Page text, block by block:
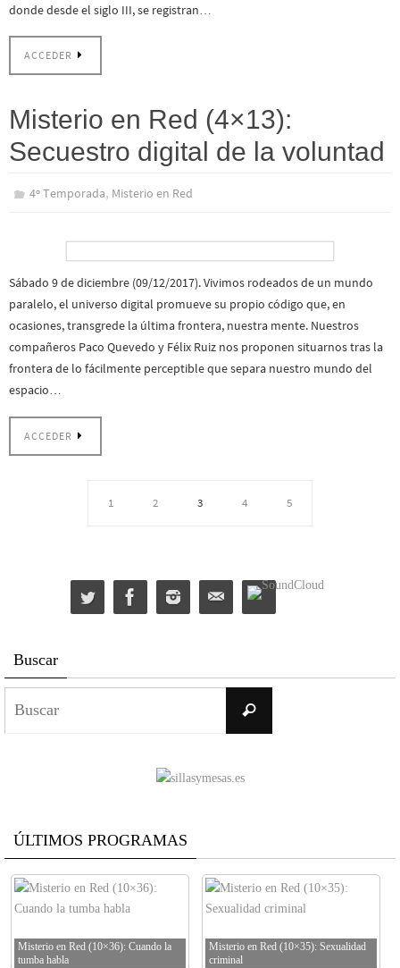
donde desde el siglo III, se registran…
ACCEDER
Misterio en Red (4×13):
Secuestro digital de la voluntad
4º Temporada, Misterio en Red
Sábado 9 de diciembre (09/12/2017). Vivimos rodeados de un mundo
paralelo, el universo digital promueve su propio código que, en
ocasiones, transgrede la última frontera, nuestra mente. Nuestros
compañeros Paco Quevedo y Félix Ruiz nos proponen situarnos tras la
frontera de lo fácilmente perceptible que separa nuestro mundo del
espacio…
ACCEDER
1 2 3 4 5
Buscar
Buscar
ÚLTIMOS PROGRAMAS
Misterio en Red (10×36): Cuando la
tumba habla
Misterio en Red (10×35): Sexualidad
criminal